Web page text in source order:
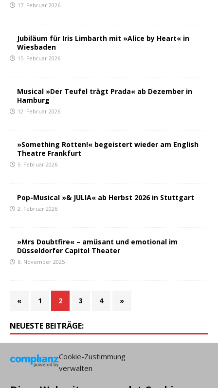
Cookie-Zustimmung
verwalten
17. Februar 2026
Jubiläum für Iris Limbarth mit »Alice by Heart« in
Wiesbaden
15. Februar 2026
Musical »Der Teufel trägt Prada« ab Dezember in
Hamburg
12. Februar 2026
»Something Rotten!« begeistert wieder am English
Theatre Frankfurt
5. Februar 2026
Pop-Musical »& JULIA« ab Herbst 2026 in Stuttgart
2. Februar 2026
»Mrs Doubtfire« – amüsant und emotional im
Düsseldorfer Capitol Theater
6. November 2025
« 1 2 3 4 »
NEUESTE BEITRÄGE: